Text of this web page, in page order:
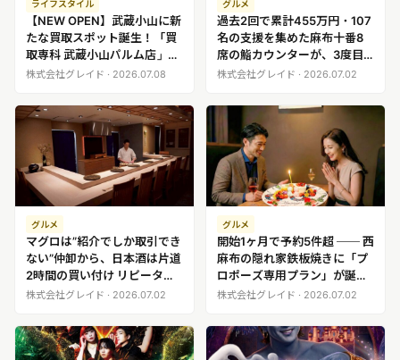
ライフスタイル
【NEW OPEN】武蔵小山に新
たな買取スポット誕生！「買
取専科 武蔵小山パルム店」が
期間限定でオープン記念キャ
株式会社グレイド · 2026.07.08
グルメ
過去2回で累計455万円・107
名の支援を集めた麻布十番8
席の鮨カウンターが、3度目
のMakuakeに挑戦リニューア
月11日より開始
株式会社グレイド · 2026.07.02
グルメ
マグロは”紹介でしか取引でき
ない”仲卸から、日本酒は片道
2時間の買い付け リピーター4
割。麻布十番8席の鮨屋が5月
株式会社グレイド · 2026.07.02
グルメ
開始1ヶ月で予約5件超 ── 西
麻布の隠れ家鉄板焼きに「プ
ロポーズ専用プラン」が誕
生。年間500件のアニバーサ
いプロポーズ”を叶える新サー
ビス
株式会社グレイド · 2026.07.02